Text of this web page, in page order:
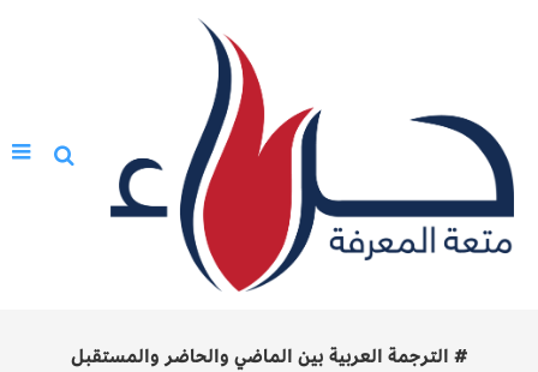
# الترجمة العربية بين الماضي والحاضر والمستقبل